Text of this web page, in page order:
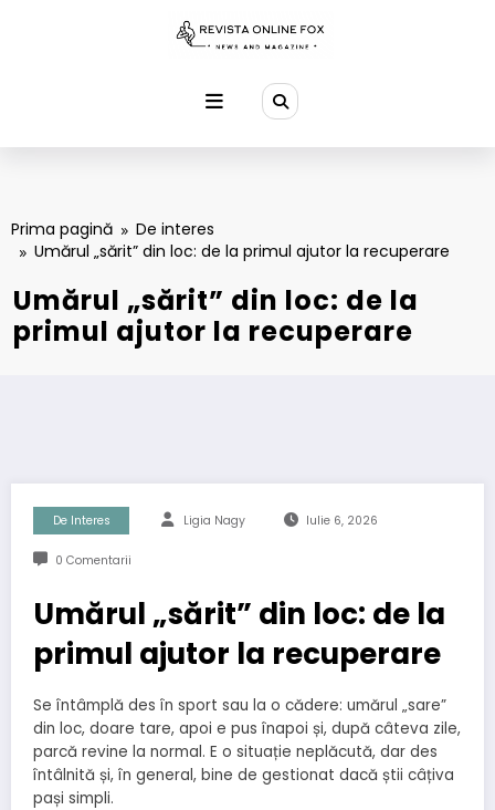
Prima pagină
De interes
Umărul „sărit” din loc: de la primul ajutor la recuperare
Umărul „sărit” din loc: de la
primul ajutor la recuperare
De Interes Ligia Nagy Iulie 6, 2026
0 Comentarii
Umărul „sărit” din loc: de la
primul ajutor la recuperare
Se întâmplă des în sport sau la o cădere: umărul „sare”
din loc, doare tare, apoi e pus înapoi și, după câteva zile,
parcă revine la normal. E o situație neplăcută, dar des
întâlnită și, în general, bine de gestionat dacă știi câțiva
pași simpli.